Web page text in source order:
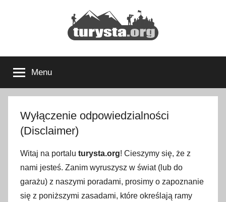
Turysta.org
podróżniczy
i
portal
turystyczny
Menu
Wyłączenie odpowiedzialności
(Disclaimer)
Witaj na portalu turysta.org! Cieszymy się, że z
nami jesteś. Zanim wyruszysz w świat (lub do
garażu) z naszymi poradami, prosimy o zapoznanie
się z poniższymi zasadami, które określają ramy